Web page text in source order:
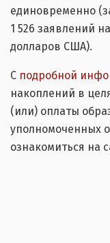
единовременно
1 526 заявлений
долларов США).
С подробной
накоплений в
(или) оплаты
уполномоченных
ознакомиться на